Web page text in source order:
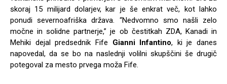
skoraj 15 milijard dolarjev, kar je še enkrat več, kot lahko
ponudi severnoafriška država. “Nedvomno smo našli zelo
močne in solidne partnerje,” je ob čestitkah ZDA, Kanadi in
Mehiki dejal predsednik Fife Gianni Infantino, ki je danes
napovedal, da se bo na naslednji volilni skupščini še drugič
potegoval za mesto prvega moža Fife.